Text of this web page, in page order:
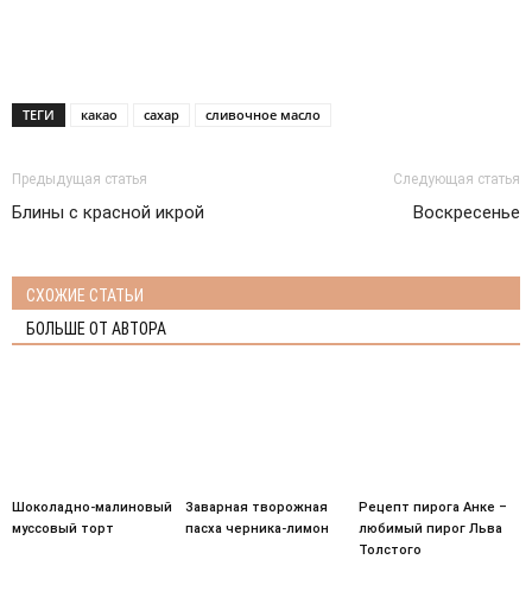
ТЕГИ какао сахар сливочное масло
Предыдущая статья
Блины с красной икрой
Следующая статья
Воскресенье
СХОЖИЕ СТАТЬИ
БОЛЬШЕ ОТ АВТОРА
Шоколадно-малиновый
муссовый торт
Заварная творожная
пасха черника-лимон
Рецепт пирога Анке –
любимый пирог Льва
Толстого